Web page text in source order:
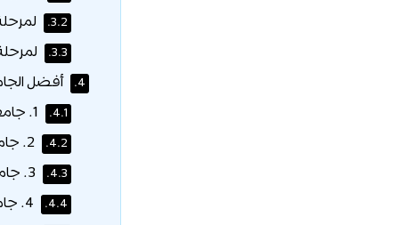
3.2.
3.3.
4. أفضل
4.1.
4.2.
4.3.
4.4.